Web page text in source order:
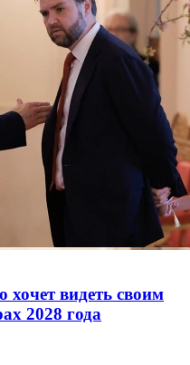
хочет видеть своим
2028 года